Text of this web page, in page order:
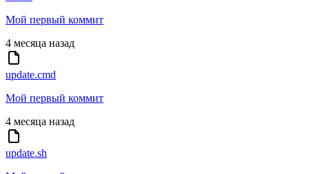
Мой первый коммит
4 месяца назад
update.cmd
Мой первый коммит
4 месяца назад
update.sh